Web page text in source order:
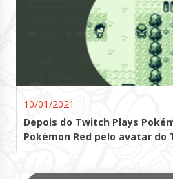
10/01/2021
Depois do Twitch Plays
Pokémon Red pelo avatar do